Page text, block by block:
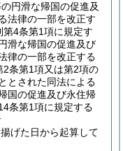
円滑な帰国の促進及
法律の一部を改正す
第4条第1項に規定す
滑な帰国の促進及び
律の一部を改正する
2条第1項又は第2項の
とされた同法による
国の促進及び永住帰
条第1項に規定する
げた日から起算して